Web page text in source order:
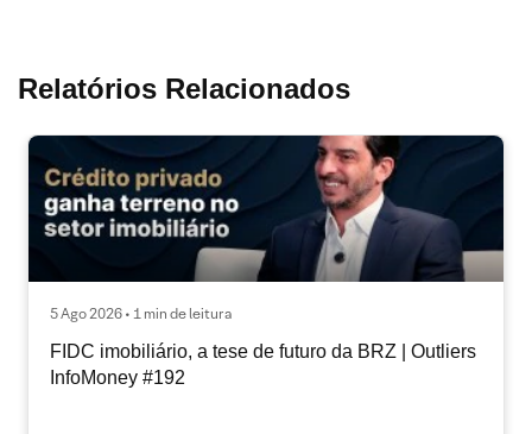
Relatórios Relacionados
5 Ago 2026 • 1 min de leitura
FIDC imobiliário, a tese de futuro da BRZ | Outliers
InfoMoney #192